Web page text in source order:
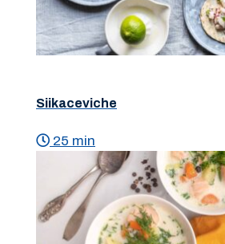
Siikaceviche
25 min